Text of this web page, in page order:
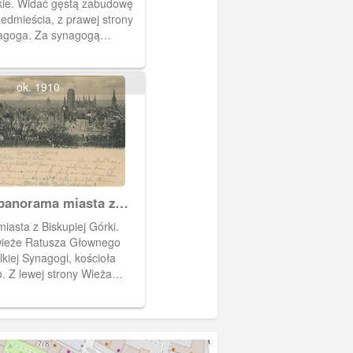
Widać gęstą zabudowę
z prawej strony
Za synagogą
ok. 1910
miasta z
z Biskupiej Górki.
Ratusza Głownego
Synagogi, kościoła
Z lewej strony Wieża